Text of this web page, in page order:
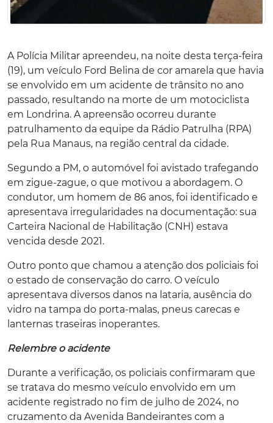
A Polícia Militar apreendeu, na noite desta terça-feira
(19), um veículo Ford Belina de cor amarela que havia
se envolvido em um acidente de trânsito no ano
passado, resultando na morte de um motociclista
em Londrina. A apreensão ocorreu durante
patrulhamento da equipe da Rádio Patrulha (RPA)
pela Rua Manaus, na região central da cidade.
Segundo a PM, o automóvel foi avistado trafegando
em zigue-zague, o que motivou a abordagem. O
condutor, um homem de 86 anos, foi identificado e
apresentava irregularidades na documentação: sua
Carteira Nacional de Habilitação (CNH) estava
vencida desde 2021.
Outro ponto que chamou a atenção dos policiais foi
o estado de conservação do carro. O veículo
apresentava diversos danos na lataria, ausência do
vidro na tampa do porta-malas, pneus carecas e
lanternas traseiras inoperantes.
Relembre o acidente
Durante a verificação, os policiais confirmaram que
se tratava do mesmo veículo envolvido em um
acidente registrado no fim de julho de 2024, no
cruzamento da Avenida Bandeirantes com a